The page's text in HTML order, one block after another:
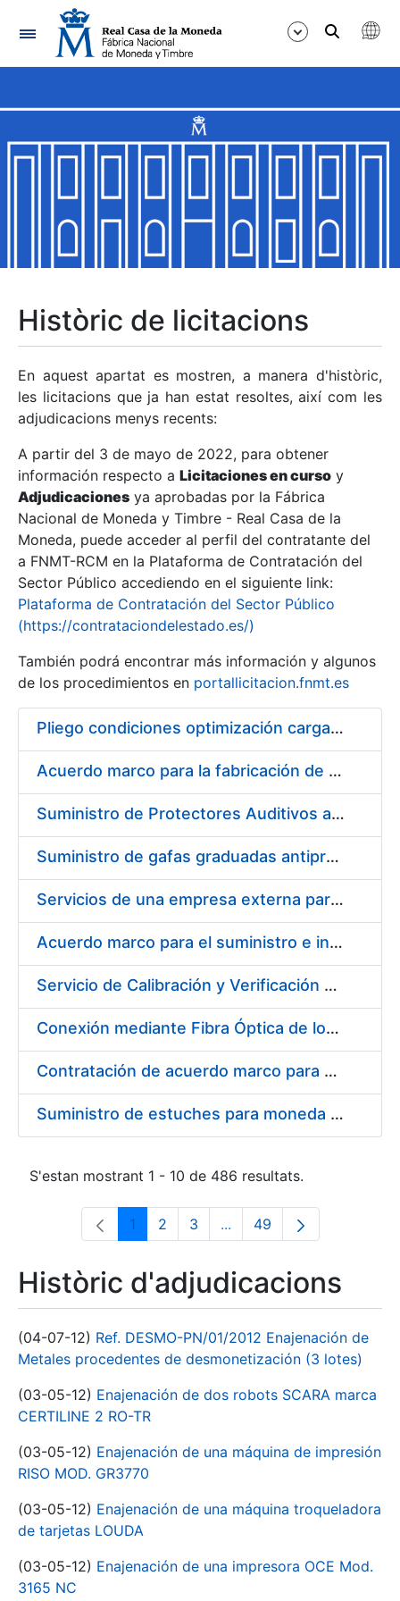
Navegació
Mostra/Amaga
Mostra/Amaga
Mostra/Amaga
Mostra/Amaga
Mostra/Amaga
Mostra/Amaga
Històric de licitacions
En aquest apartat es mostren, a manera d'històric,
les licitacions que ja han estat resoltes, així com les
adjudicacions menys recents:
A partir del 3 de mayo de 2022, para obtener
información respecto a Licitaciones en curso y
Adjudicaciones ya aprobadas por la Fábrica
Nacional de Moneda y Timbre - Real Casa de la
Moneda, puede acceder al perfil del contratante del
a FNMT-RCM en la Plataforma de Contratación del
Sector Público accediendo en el siguiente link:
Plataforma de Contratación del Sector Público
(https://contrataciondelestado.es/)
También podrá encontrar más información y algunos
de los procedimientos en portallicitacion.fnmt.es
Pliego condiciones optimización cargas compras firmado
Acuerdo marco para la fabricación de piezas
Suministro de Protectores Auditivos a medida para las personas trabajadoras de los Centros de Trabajo de Madrid y Burgos
Suministro de gafas graduadas antiproyecciones para los trabajadores de la FNMT-RCM en los centros de trabajo de Madrid y Burgos
Servicios de una empresa externa para el asesoramiento y resolución de los recursos de alzada que se presentan relacionados con procesos de selección para la FNMT-RCM
Acuerdo marco para el suministro e instalación de persianas, estores y otros complementos
Servicio de Calibración y Verificación Externa de los Equipos de Medición del Servicio de Prevención de la FNMT-RCM
Conexión mediante Fibra Óptica de los Centros de Proceso de Datos (CPDs) de las sedes de la FNMT-RCM de Burgos y Madrid
Contratación de acuerdo marco para el Suministro de Material de Electricidad para la Fábrica Nacional de Moneda y Timbre-Real Casa de la Moneda en su centro de trabajo de Burgos
Suministro de estuches para moneda de 30 €
S'estan mostrant 1 - 10 de 486 resultats.
Pàgina
1 Pàgina
2 Pàgina
3 ...Pàgines intermèdies
Pàgina
49
Històric d'adjudicacions
(04-07-12) Ref. DESMO-PN/01/2012 Enajenación de
Metales procedentes de desmonetización (3 lotes)
(03-05-12) Enajenación de dos robots SCARA marca
CERTILINE 2 RO-TR
(03-05-12) Enajenación de una máquina de impresión
RISO MOD. GR3770
(03-05-12) Enajenación de una máquina troqueladora
de tarjetas LOUDA
(03-05-12) Enajenación de una impresora OCE Mod.
3165 NC